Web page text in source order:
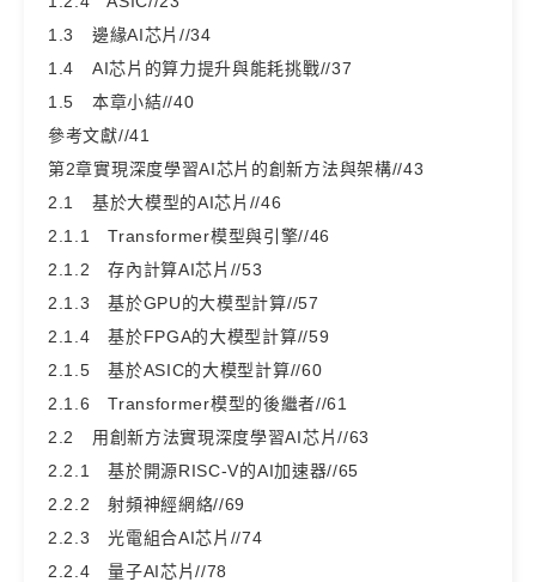
1.3 邊緣AI芯片//34
1.4 AI芯片的算力提升與能耗挑戰//37
1.5 本章小結//40
參考文獻//41
第2章實現深度學習AI芯片的創新方法與架構//43
2.1 基於大模型的AI芯片//46
2.1.1 Transformer模型與引擎//46
2.1.2 存內計算AI芯片//53
2.1.3 基於GPU的大模型計算//57
2.1.4 基於FPGA的大模型計算//59
2.1.5 基於ASIC的大模型計算//60
2.1.6 Transformer模型的後繼者//61
2.2 用創新方法實現深度學習AI芯片//63
2.2.1 基於開源RISC-V的AI加速器//65
2.2.2 射頻神經網絡//69
2.2.3 光電組合AI芯片//74
2.2.4 量子AI芯片//78